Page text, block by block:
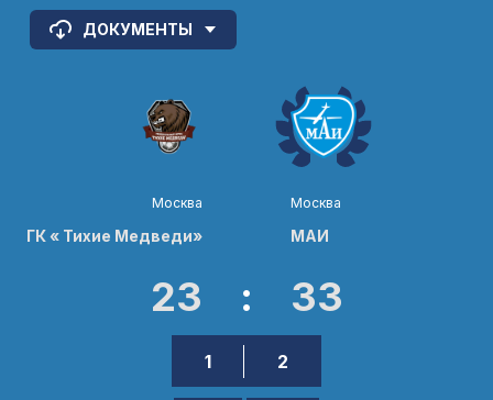
ДОКУМЕНТЫ
Москва
ГК « Тихие Медведи»
23 : 33
1 2
Москва
МАИ